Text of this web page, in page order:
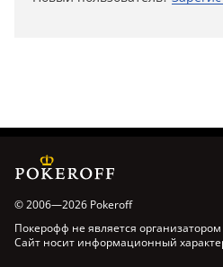
© 2006—2026 Pokeroff
Покерофф не является организатором
Сайт носит информационный